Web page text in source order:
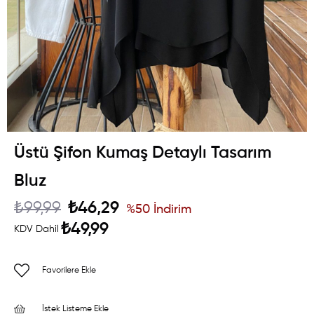
Üstü Şifon Kumaş Detaylı Tasarım
Bluz
₺99,99 ₺46,29
KDV Dahil ₺49,99
%50 İndirim
Favorilere Ekle
İstek Listeme Ekle